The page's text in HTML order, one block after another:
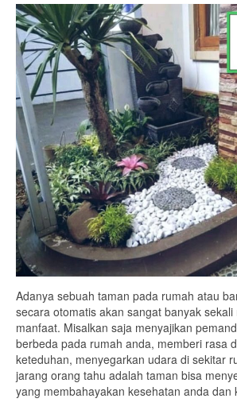
Adanya sebuah taman pada rumah atau
secara otomatis akan sangat banyak sekali
manfaat. Misalkan saja menyajikan
berbeda pada rumah anda, memberi rasa
keteduhan, menyegarkan udara di sekitar
jarang orang tahu adalah taman bisa
yang membahayakan kesehatan anda dan